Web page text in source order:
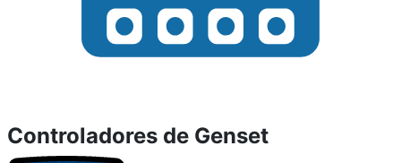
Controladores de Genset